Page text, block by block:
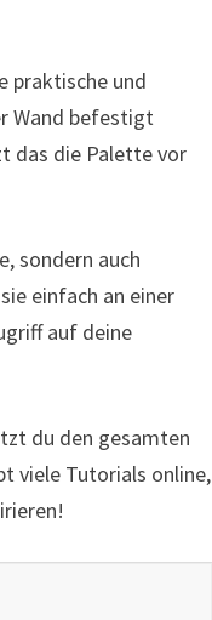
praktische und
Wand befestigt
das die Palette vor
sondern auch
einfach an einer
auf deine
du den gesamten
viele Tutorials online,